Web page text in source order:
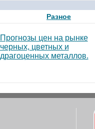
Разное
Прогнозы цен на рынке
черных, цветных и
драгоценных металлов.